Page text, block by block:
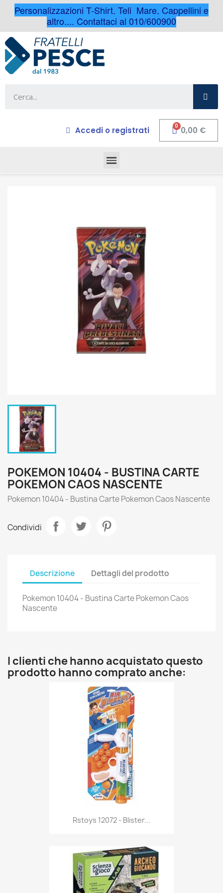
Personalizzazioni T-Shirt, Teli Mare, Cappellini e
altro.... Contattaci al 010/600900
Accedi o registrati 0,00 €
POKEMON 10404 - BUSTINA CARTE
POKEMON CAOS NASCENTE
Pokemon 10404 - Bustina Carte Pokemon Caos Nascente
Condividi
Descrizione Dettagli del prodotto
Pokemon 10404 - Bustina Carte Pokemon Caos
Nascente
I clienti che hanno acquistato questo
prodotto hanno comprato anche:
 Anteprima
Rstoys 12072 - Blister...